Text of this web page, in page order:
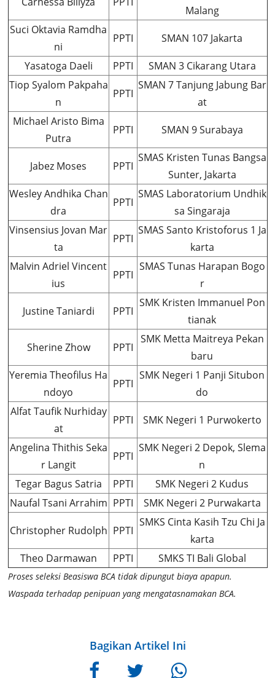
Malang
Suci Oktavia Ramdha
ni
PPTI SMAN 107 Jakarta
Yasatoga Daeli PPTI
SMAN 3 Cikarang Utara
Tiop Syalom Pakpaha
n
PPTI
SMAN 7 Tanjung Jabung Bar
at
Michael Aristo Bima
Putra
PPTI SMAN 9 Surabaya
Jabez Moses PPTI
SMAS Kristen Tunas Bangsa
Sunter, Jakarta
Wesley Andhika Chan
dra
PPTI
SMAS Laboratorium Undhik
sa Singaraja
Vinsensius Jovan Mar
ta
PPTI
SMAS Santo Kristoforus 1 Ja
karta
Malvin Adriel Vincent
ius
PPTI
SMAS Tunas Harapan Bogo
r
Justine Taniardi PPTI
SMK Kristen Immanuel Pon
tianak
Sherine Zhow PPTI
SMK Metta Maitreya Pekan
baru
Yeremia Theofilus Ha
ndoyo
PPTI
SMK Negeri 1 Panji Situbon
do
Alfat Taufik Nurhiday
at
PPTI SMK Negeri 1 Purwokerto
Angelina Thithis Seka
r Langit
PPTI
SMK Negeri 2 Depok, Slema
n
Tegar Bagus Satria
PPTI
SMK Negeri 2 Kudus
Naufal Tsani Arrahim PPTI SMK Negeri 2 Purwakarta
Christopher Rudolph PPTI
SMKS Cinta Kasih Tzu Chi Ja
karta
Theo Darmawan
PPTI SMKS TI Bali Global
Proses seleksi Beasiswa BCA tidak dipungut biaya apapun.
Waspada terhadap penipuan yang mengatasnamakan BCA.
Bagikan Artikel Ini